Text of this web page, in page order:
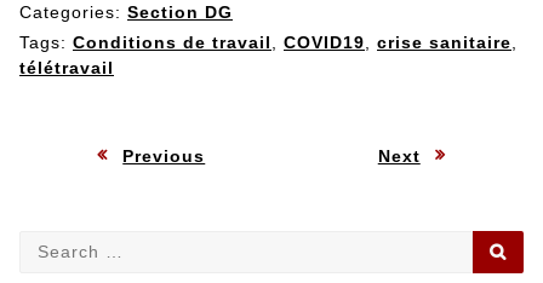
Categories: Section DG
Tags: Conditions de travail COVID19 crise sanitaire
télétravail
Navigation
l’article
Previous Next:
Search